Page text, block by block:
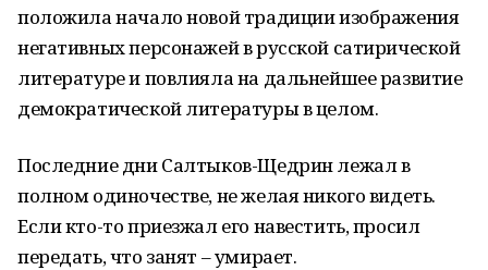
положила начало новой традиции изображения
негативных персонажей в русской сатирической
литературе и повлияла на дальнейшее развитие
демократической литературы в целом.
Последние дни Салтыков-Щедрин лежал в
полном одиночестве, не желая никого видеть.
Если кто-то приезжал его навестить, просил
передать, что занят – умирает.